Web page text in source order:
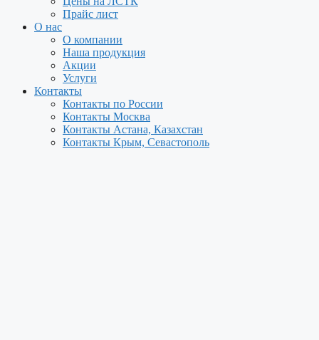
Прайс лист
О нас
О компании
Наша продукция
Акции
Услуги
Контакты
Контакты по России
Контакты Москва
Контакты Астана, Казахстан
Контакты Крым, Севастополь